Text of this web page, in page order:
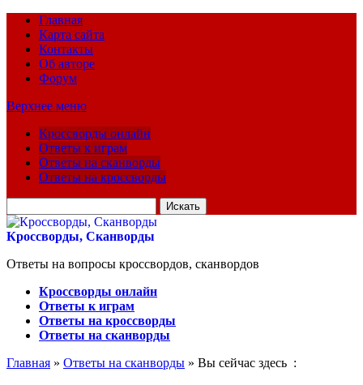
Главная
Карта сайта
Контакты
Об авторе
Форум
Верхнее меню
Кроссворды онлайн
Ответы к играм
Ответы на сканворды
Ответы на кроссворды
для:
Кроссворды, Сканворды
Ответы на вопросы кроссвордов, сканвордов
Кроссворды онлайн
Ответы к играм
Ответы на кроссворды
Ответы на сканворды
Главная » Ответы на сканворды » Вы сейчас здесь :